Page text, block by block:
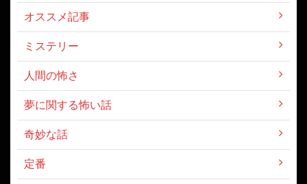
オススメ記事
ミステリー
人間の怖さ
夢に関する怖い話
奇妙な話
定番